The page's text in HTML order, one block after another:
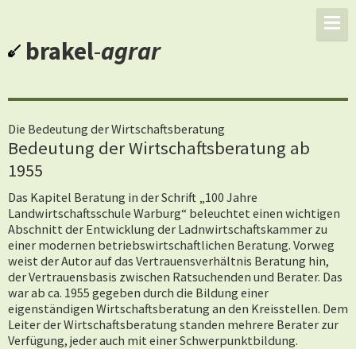
brakel-agrar
Die Bedeutung der Wirtschaftsberatung
Bedeutung der Wirtschaftsberatung ab
1955
Das Kapitel Beratung in der Schrift „100 Jahre
Landwirtschaftsschule Warburg“ beleuchtet einen wichtigen
Abschnitt der Entwicklung der Ladnwirtschaftskammer zu
einer modernen betriebswirtschaftlichen Beratung. Vorweg
weist der Autor auf das Vertrauensverhältnis Beratung hin,
der Vertrauensbasis zwischen Ratsuchenden und Berater. Das
war ab ca. 1955 gegeben durch die Bildung einer
eigenständigen Wirtschaftsberatung an den Kreisstellen. Dem
Leiter der Wirtschaftsberatung standen mehrere Berater zur
Verfügung, jeder auch mit einer Schwerpunktbildung.